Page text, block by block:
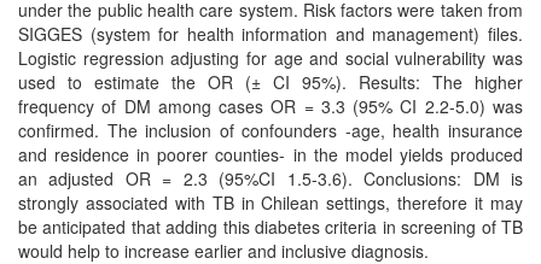
under the public health care system. Risk factors were taken from
SIGGES (system for health information and management) files.
Logistic regression adjusting for age and social vulnerability was
used to estimate the OR (± CI 95%). Results: The higher
frequency of DM among cases OR = 3.3 (95% CI 2.2-5.0) was
confirmed. The inclusion of confounders -age, health insurance
and residence in poorer counties- in the model yields produced
an adjusted OR = 2.3 (95%CI 1.5-3.6). Conclusions: DM is
strongly associated with TB in Chilean settings, therefore it may
be anticipated that adding this diabetes criteria in screening of TB
would help to increase earlier and inclusive diagnosis.